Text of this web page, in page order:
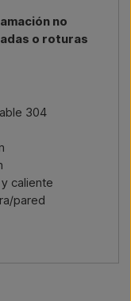
no
o roturas
304
caliente
pared